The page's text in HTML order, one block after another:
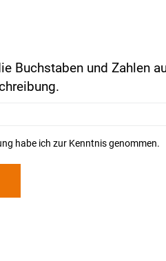
Buchstaben und Zahlen
habe ich zur Kenntnis genommen.